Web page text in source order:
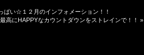
ぱい☆１２月のインフォメーション！！
高にHAPPYなカウントダウンをストレインで！！ »